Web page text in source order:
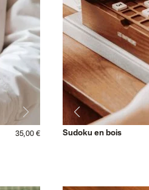
35,00 € Sudoku en bois